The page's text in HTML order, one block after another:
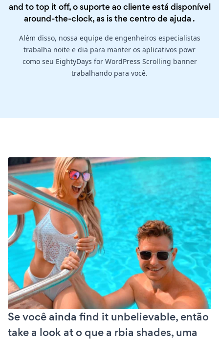
and to top it off, o suporte ao cliente está disponível
around-the-clock, as is thecentro de ajuda .
Além disso, nossa equipe de engenheiros especialistas
trabalha noite e dia para manter os aplicativos powr
como seu EightyDays for WordPress Scrolling banner
trabalhando para você.
Se você ainda find it unbelievable, então
take a look at o que a rbia shades, uma